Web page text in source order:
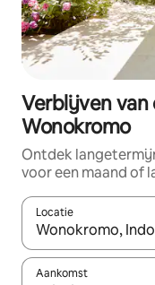
Verblijven van
Wonokromo
Ontdek
voor een maand of
Locatie
Wanneer er
Aankomst